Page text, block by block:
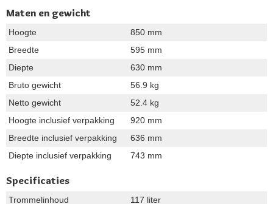
Maten en gewicht
Hoogte
850 mm
Breedte
595 mm
Diepte
630 mm
Bruto gewicht
56.9 kg
Netto gewicht
52.4 kg
Hoogte inclusief verpakking
920 mm
Breedte inclusief verpakking
636 mm
Diepte inclusief verpakking
743 mm
Specificaties
Trommelinhoud
117 liter